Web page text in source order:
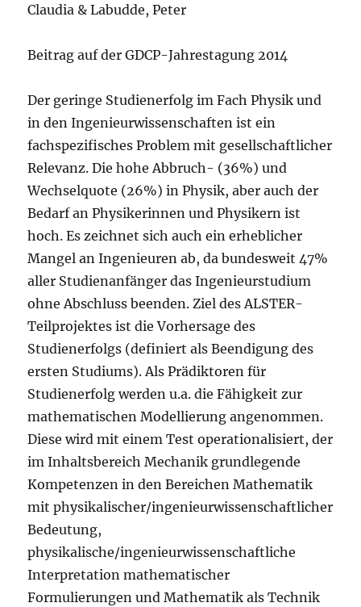
Claudia & Labudde, Peter
Beitrag auf der GDCP-Jahrestagung 2014
Der geringe Studienerfolg im Fach Physik und
in den Ingenieurwissenschaften ist ein
fachspezifisches Problem mit gesellschaftlicher
Relevanz. Die hohe Abbruch- (36%) und
Wechselquote (26%) in Physik, aber auch der
Bedarf an Physikerinnen und Physikern ist
hoch. Es zeichnet sich auch ein erheblicher
Mangel an Ingenieuren ab, da bundesweit 47%
aller Studienanfänger das Ingenieurstudium
ohne Abschluss beenden. Ziel des ALSTER-
Teilprojektes ist die Vorhersage des
Studienerfolgs (definiert als Beendigung des
ersten Studiums). Als Prädiktoren für
Studienerfolg werden u.a. die Fähigkeit zur
mathematischen Modellierung angenommen.
Diese wird mit einem Test operationalisiert, der
im Inhaltsbereich Mechanik grundlegende
Kompetenzen in den Bereichen Mathematik
mit physikalischer/ingenieurwissenschaftlicher
Bedeutung,
physikalische/ingenieurwissenschaftliche
Interpretation mathematischer
Formulierungen und Mathematik als Technik